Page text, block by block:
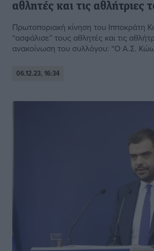
αθλητές και τις αθλήτριες
Πρωτοποριακή κίνηση του Ιπποκράτη
“ασφάλισε” τους αθλητές και τις
ανακοίνωση του συλλόγου: “O Α.Σ.
06.12.23, 16:34